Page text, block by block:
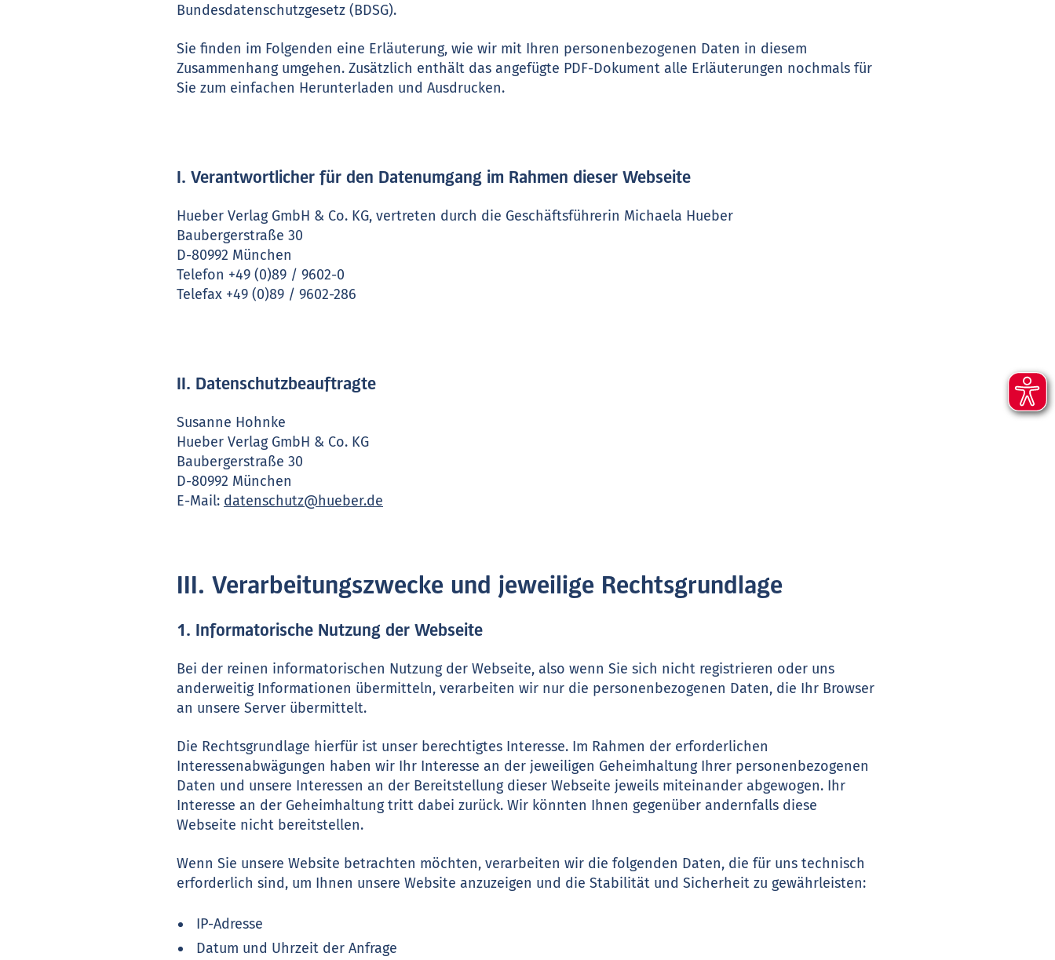
Bundesdatenschutzgesetz (BDSG).
Sie finden im Folgenden eine Erläuterung, wie wir mit Ihren personenbezogenen Daten in diesem
Zusammenhang umgehen. Zusätzlich enthält das angefügte PDF-Dokument alle Erläuterungen nochmals für
Sie zum einfachen Herunterladen und Ausdrucken.
I. Verantwortlicher für den Datenumgang im Rahmen dieser Webseite
Hueber Verlag GmbH & Co. KG, vertreten durch die Geschäftsführerin Michaela Hueber
Baubergerstraße 30
D-80992 München
Telefon +49 (0)89 / 9602-0
Telefax +49 (0)89 / 9602-286
II. Datenschutzbeauftragte
Susanne Hohnke
Hueber Verlag GmbH & Co. KG
Baubergerstraße 30
D-80992 München
E-Mail: datenschutz@hueber.de
III. Verarbeitungszwecke und jeweilige Rechtsgrundlage
1. Informatorische Nutzung der Webseite
Bei der reinen informatorischen Nutzung der Webseite, also wenn Sie sich nicht registrieren oder uns
anderweitig Informationen übermitteln, verarbeiten wir nur die personenbezogenen Daten, die Ihr Browser
an unsere Server übermittelt.
Die Rechtsgrundlage hierfür ist unser berechtigtes Interesse. Im Rahmen der erforderlichen
Interessenabwägungen haben wir Ihr Interesse an der jeweiligen Geheimhaltung Ihrer personenbezogenen
Daten und unsere Interessen an der Bereitstellung dieser Webseite jeweils miteinander abgewogen. Ihr
Interesse an der Geheimhaltung tritt dabei zurück. Wir könnten Ihnen gegenüber andernfalls diese
Webseite nicht bereitstellen.
Wenn Sie unsere Website betrachten möchten, verarbeiten wir die folgenden Daten, die für uns technisch
erforderlich sind, um Ihnen unsere Website anzuzeigen und die Stabilität und Sicherheit zu gewährleisten:
IP-Adresse
Datum und Uhrzeit der Anfrage